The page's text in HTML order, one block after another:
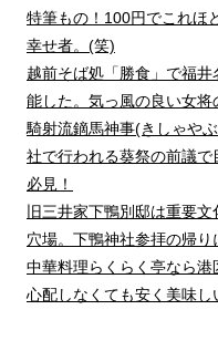
特筆もの！100円でこれほ
幸せ者。(笑)
越前そば処「勝食」で福
能した。気っ風の良い女
騎射流鏑馬神事(きしゃや
社で行われる葵祭の前議
必見！
旧三井家下鴨別邸は重要
穴場。下鴨神社参拝の帰り
中華料理らくらく亭なら
心配しなくても安く美味し